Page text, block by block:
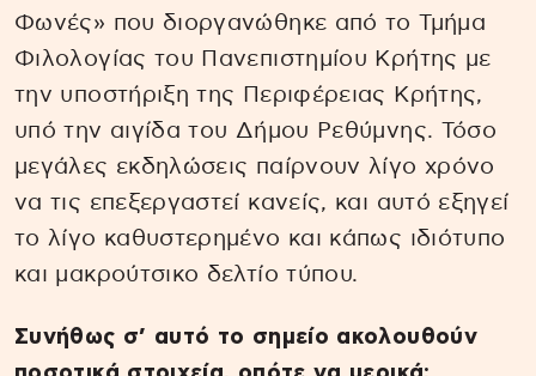
Φωνές» που διοργανώθηκε από το Τμήμα
Φιλολογίας του Πανεπιστημίου Κρήτης με
την υποστήριξη της Περιφέρειας Κρήτης,
υπό την αιγίδα του Δήμου Ρεθύμνης. Τόσο
μεγάλες εκδηλώσεις παίρνουν λίγο χρόνο
να τις επεξεργαστεί κανείς, και αυτό εξηγεί
το λίγο καθυστερημένο και κάπως ιδιότυπο
και μακρούτσικο δελτίο τύπου.
Συνήθως σ’ αυτό το σημείο ακολουθούν